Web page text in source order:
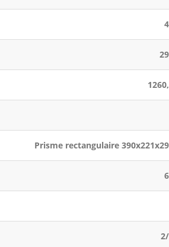
Prisme rectangulaire